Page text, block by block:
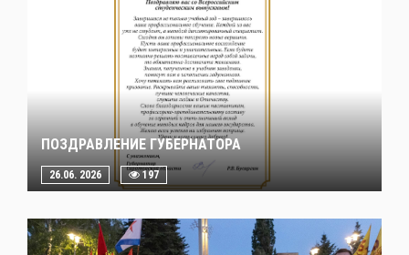
ПОЗДРАВЛЕНИЕ ГУБЕРНАТОРА
26.06. 2026 197